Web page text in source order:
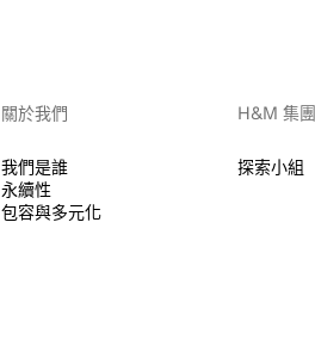
關於我們
我們是誰
永續性
包容與多元化
H&M 集團
探索小組